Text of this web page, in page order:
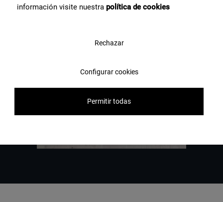
información visite nuestra política de cookies
Rechazar
Configurar cookies
Permitir todas